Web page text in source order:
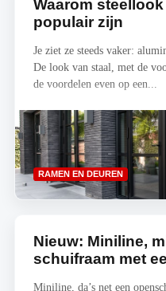
Waarom
populair zijn
Je ziet ze steeds vaker:
De look van staal, met de
de voordelen even op een...
RAMEN EN DEUREN
Nieuw: Miniline,
schuifraam met
Miniline, da’s net een